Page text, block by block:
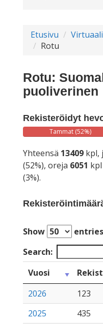
Etusivu
Rotu
Rotu:
puoliverinen
Rekisteröidyt
Tammat (52%)
Yhteensä 13409 kpl,
(52%), oreja 6051
(3%).
Show
entries
Search:
Vuosi
2026
123
2025
435